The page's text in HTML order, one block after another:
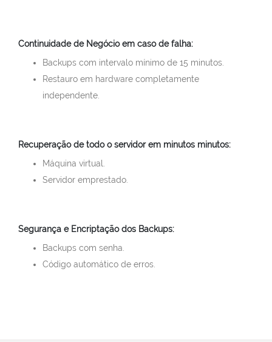
Continuidade de Negócio em caso de falha:
Backups com intervalo mínimo de 15 minutos.
Restauro em hardware completamente
independente.
Recuperação de todo o servidor em minutos minutos:
Máquina virtual.
Servidor emprestado.
Segurança e Encriptação dos Backups:
Backups com senha.
Código automático de erros.